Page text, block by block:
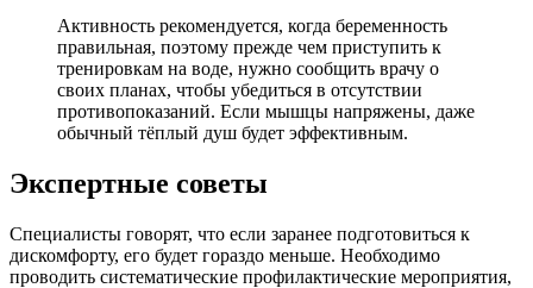
Активность рекомендуется, когда беременность
правильная, поэтому прежде чем приступить к
тренировкам на воде, нужно сообщить врачу о
своих планах, чтобы убедиться в отсутствии
противопоказаний. Если мышцы напряжены, даже
обычный тёплый душ будет эффективным.
Экспертные советы
Специалисты говорят, что если заранее подготовиться к
дискомфорту, его будет гораздо меньше. Необходимо
проводить систематические профилактические мероприятия,